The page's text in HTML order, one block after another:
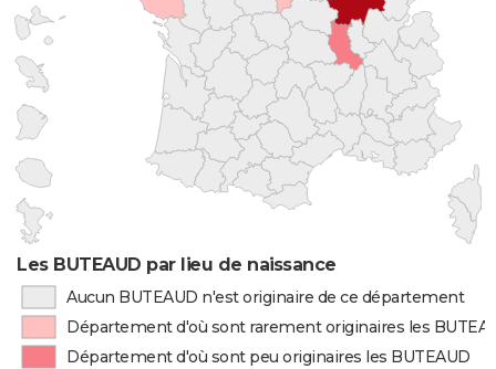
Les BUTEAUD par lieu de naissance
Aucun BUTEAUD n'est originaire de ce département
Département d'où sont rarement originaires les
Département d'où sont peu originaires les BUTEAUD